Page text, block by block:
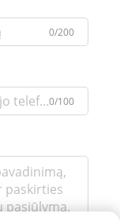
0/200
0/100